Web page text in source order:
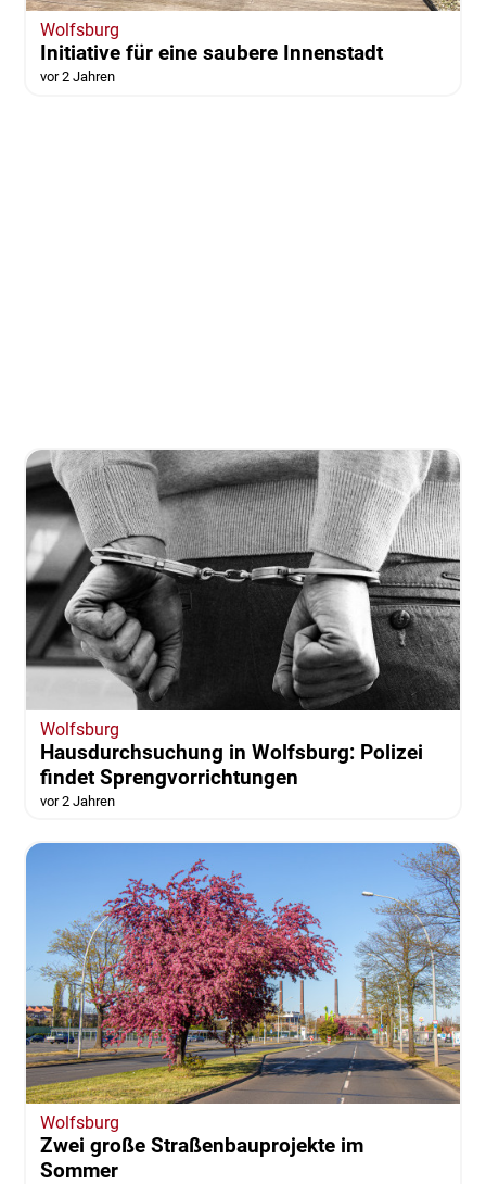
Wolfsburg
Initiative für eine saubere Innenstadt
vor 2 Jahren
Wolfsburg
Hausdurchsuchung in Wolfsburg: Polizei
findet Sprengvorrichtungen
vor 2 Jahren
Wolfsburg
Zwei große Straßenbauprojekte im
Sommer